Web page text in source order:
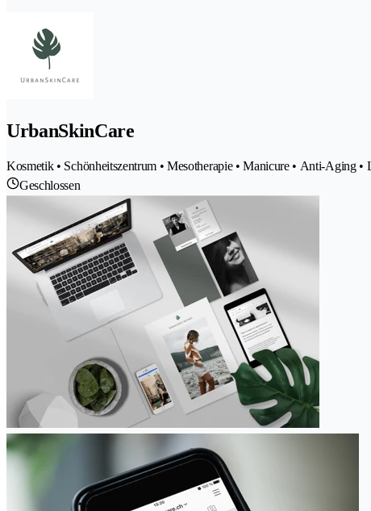
UrbanSkinCare
Kosmetik • Schönheitszentrum • Mesotherapie • Manicure • Anti-Aging •
Geschlossen